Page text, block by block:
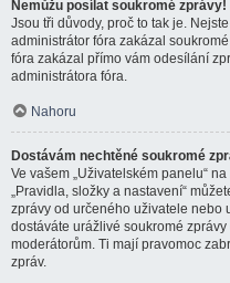
Nemůžu posílat soukromé zprávy!
Jsou tři důvody, proč to tak je.
administrátor fóra zakázal
fóra zakázal přímo vám odesílání
administrátora fóra.
Nahoru
Dostávám nechtěné soukromé
Ve vašem „Uživatelském panelu“
„Pravidla, složky a nastavení“
zprávy od určeného uživatele nebo
dostáváte urážlivé soukromé
moderátorům. Ti mají pravomoc
zpráv.